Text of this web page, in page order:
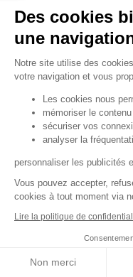
•
•
•
•
•
Des cookies
une
Notre site utilise des
votre navigation et vous
Les cookies nous
mémoriser le
sécuriser vos
analyser la
personnaliser les publicités
Vous pouvez accepter,
cookies à tout moment via
Lire la politique de
Non merci